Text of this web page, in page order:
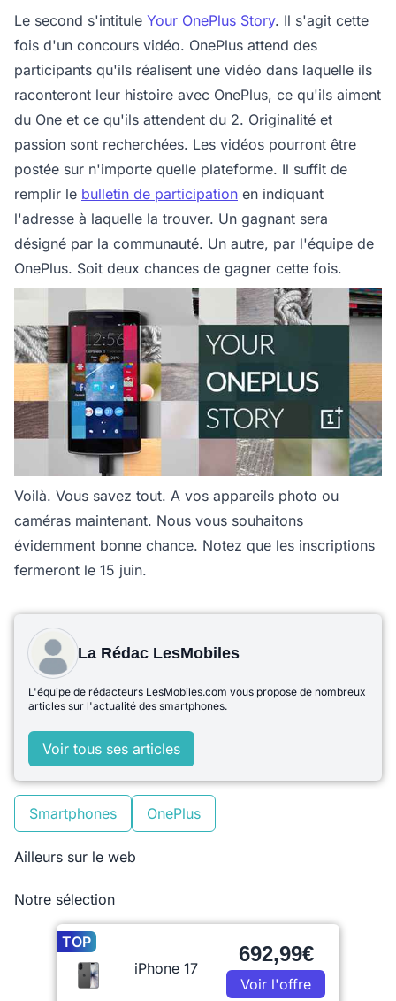
Le second s'intitule Your OnePlus Story. Il s'agit cette
fois d'un concours vidéo. OnePlus attend des
participants qu'ils réalisent une vidéo dans laquelle ils
raconteront leur histoire avec OnePlus, ce qu'ils aiment
du One et ce qu'ils attendent du 2. Originalité et
passion sont recherchées. Les vidéos pourront être
postée sur n'importe quelle plateforme. Il suffit de
remplir le bulletin de participation en indiquant
l'adresse à laquelle la trouver. Un gagnant sera
désigné par la communauté. Un autre, par l'équipe de
OnePlus. Soit deux chances de gagner cette fois.
Voilà. Vous savez tout. A vos appareils photo ou
caméras maintenant. Nous vous souhaitons
évidemment bonne chance. Notez que les inscriptions
fermeront le 15 juin.
La Rédac LesMobiles
L'équipe de rédacteurs LesMobiles.com vous propose de nombreux
articles sur l'actualité des smartphones.
Voir tous ses articles
Smartphones OnePlus
Ailleurs sur le web
Notre sélection
TOP
iPhone 17
692,99€
Voir l'offre